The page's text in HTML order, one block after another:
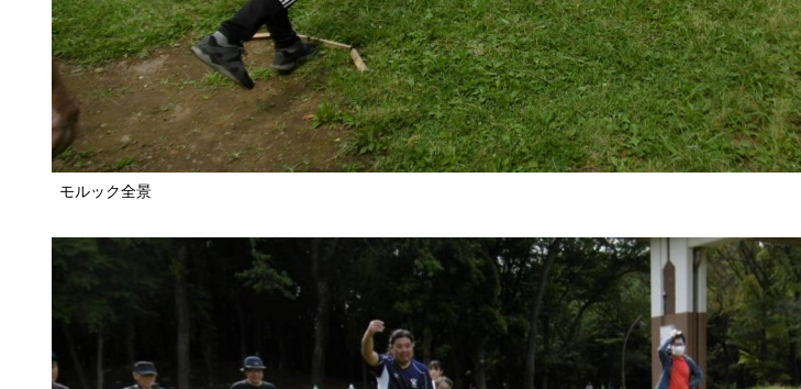
モルック全景